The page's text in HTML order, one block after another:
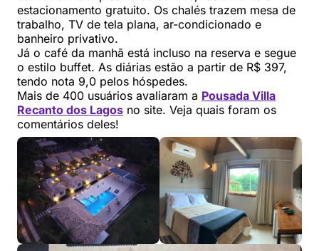
estacionamento gratuito. Os chalés trazem mesa de
trabalho, TV de tela plana, ar-condicionado e
banheiro privativo.
Já o café da manhã está incluso na reserva e segue
o estilo buffet. As diárias estão a partir de R$ 397,
tendo nota 9,0 pelos hóspedes.
Mais de 400 usuários avaliaram a Pousada Villa
Recanto dos Lagos no site. Veja quais foram os
comentários deles!